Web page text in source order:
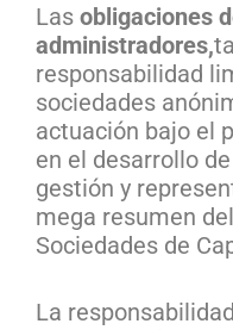
Las obligaciones
administradores,
responsabilidad
sociedades
actuación bajo el
en el desarrollo
gestión y
mega resumen
Sociedades de
La